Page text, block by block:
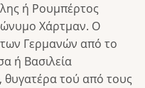
ή Ρουμπέρτος
Χάρτμαν. Ο
Γερμανών από το
ή Βασιλεία
τού από τους